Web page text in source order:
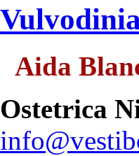
Aida
Ostetrica